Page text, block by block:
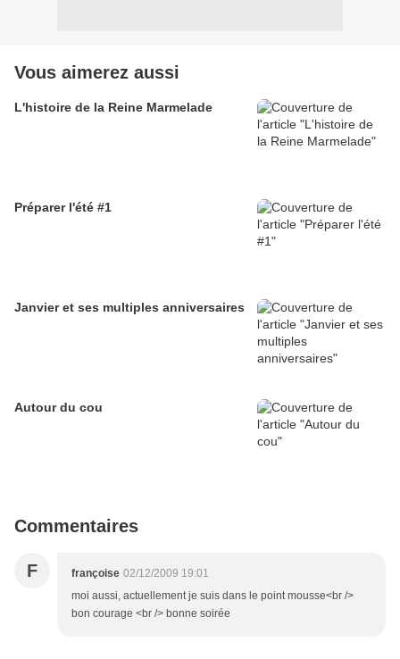
Vous aimerez aussi
L'histoire de la Reine Marmelade
Préparer l'été #1
Janvier et ses multiples anniversaires
Autour du cou
Commentaires
F françoise 02/12/2009 19:01
moi aussi, actuellement je suis dans le point mousse<br />
bon courage <br /> bonne soirée